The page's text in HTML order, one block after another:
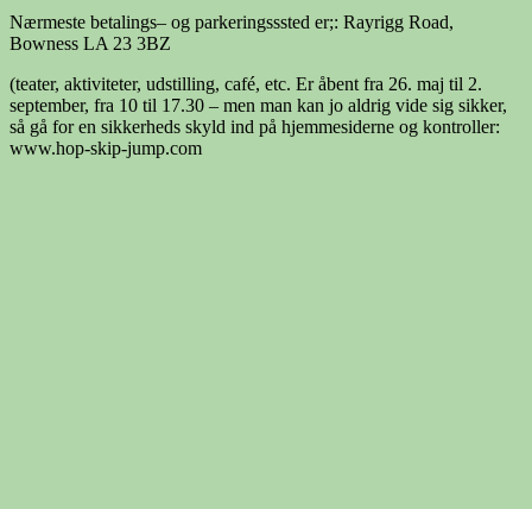
Nærmeste betalings– og parkeringsssted er;: Rayrigg Road,
Bowness LA 23 3BZ
(teater, aktiviteter, udstilling, café, etc. Er åbent fra 26. maj til 2.
september, fra 10 til 17.30 – men man kan jo aldrig vide sig sikker,
så gå for en sikkerheds skyld ind på hjemmesiderne og kontroller:
www.hop-skip-jump.com